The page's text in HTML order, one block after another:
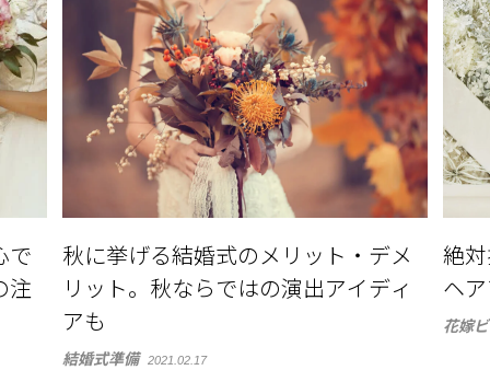
メ
ィ
絶対押さえておきたい、2026年花嫁
ヘアアレンジ 3style
花嫁ビューティ
マ
合
演出